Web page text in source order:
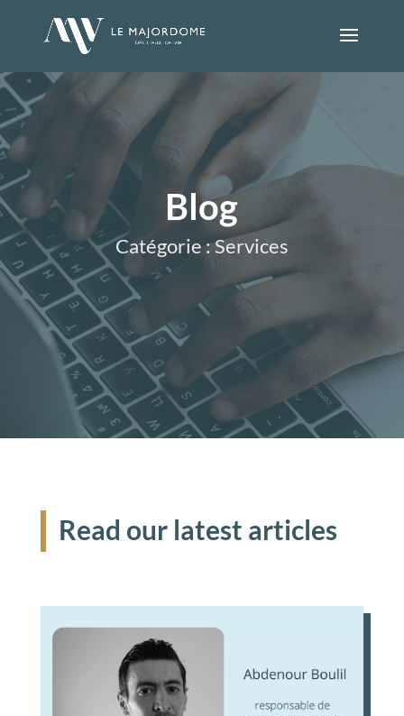
Blog
Catégorie : Services
Read our latest articles